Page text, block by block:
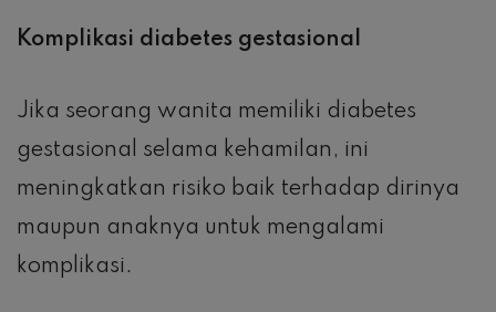
Komplikasi diabetes gestasional
Jika seorang wanita memiliki diabetes
gestasional selama kehamilan, ini
meningkatkan risiko baik terhadap dirinya
maupun anaknya untuk mengalami
komplikasi.